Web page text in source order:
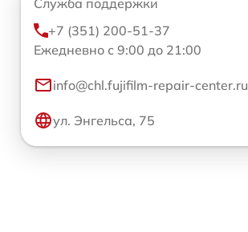
Служба поддержки
+7 (351) 200-51-37
Ежедневно с 9:00 до 21:00
info@chl.fujifilm-repair-center.ru
ул. Энгельса, 75